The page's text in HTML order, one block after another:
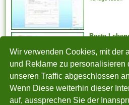
Wir verwenden Cookies, mit der
und Reklame zu personalisieren
unseren Traffic abgeschlossen
Wenn Diese weiterhin dieser
auf, aussprechen Sie der
weiter arbeiten
möglicherweise. Er kann...
Beste
Vorlage Ideen
Selten